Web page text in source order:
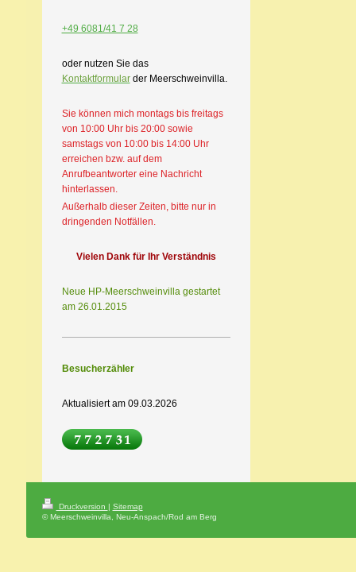
+49 6081/41 7 28
oder nutzen Sie das
Kontaktformular der Meerschweinvilla.
Sie können mich montags bis freitags
von 10:00 Uhr bis 20:00 sowie
samstags von 10:00 bis 14:00 Uhr
erreichen bzw. auf dem
Anrufbeantworter eine Nachricht
hinterlassen.
Außerhalb dieser Zeiten, bitte nur in
dringenden Notfällen.
Vielen Dank für Ihr Verständnis
Neue HP-Meerschweinvilla gestartet
am 26.01.2015
Besucherzähler
Aktualisiert am 09.03.2026
Druckversion | Sitemap
© Meerschweinvilla, Neu-Anspach/Rod am Berg